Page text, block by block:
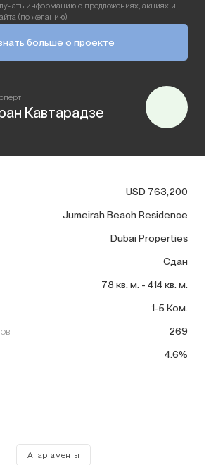
информацию о предложениях, акциях и
(по желанию)
больше о проекте
Кавтарадзе
USD 763,200
Jumeirah Beach Residence
Dubai Properties
Сдан
78 кв. м. - 414кв. м.
1-5 Ком.
269
4.6%
Апартаменты